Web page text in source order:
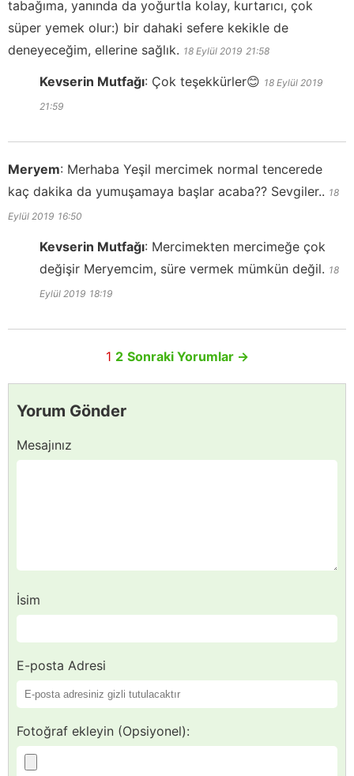
tabağıma, yanında da yoğurtla kolay, kurtarıcı, çok
süper yemek olur:) bir dahaki sefere kekikle de
deneyeceğim, ellerine sağlık. 18 Eylül 2019 21:58
Kevserin Mutfağı: Çok teşekkürler😊 18 Eylül 2019
21:59
Meryem: Merhaba Yeşil mercimek normal tencerede
kaç dakika da yumuşamaya başlar acaba?? Sevgiler.. 18
Eylül 2019 16:50
Kevserin Mutfağı: Mercimekten mercimeğe çok
değişir Meryemcim, süre vermek mümkün değil. 18
Eylül 2019 18:19
1 2 Sonraki Yorumlar →
Yorum Gönder
Mesajınız
İsim
E-posta Adresi
Fotoğraf ekleyin (Opsiyonel):